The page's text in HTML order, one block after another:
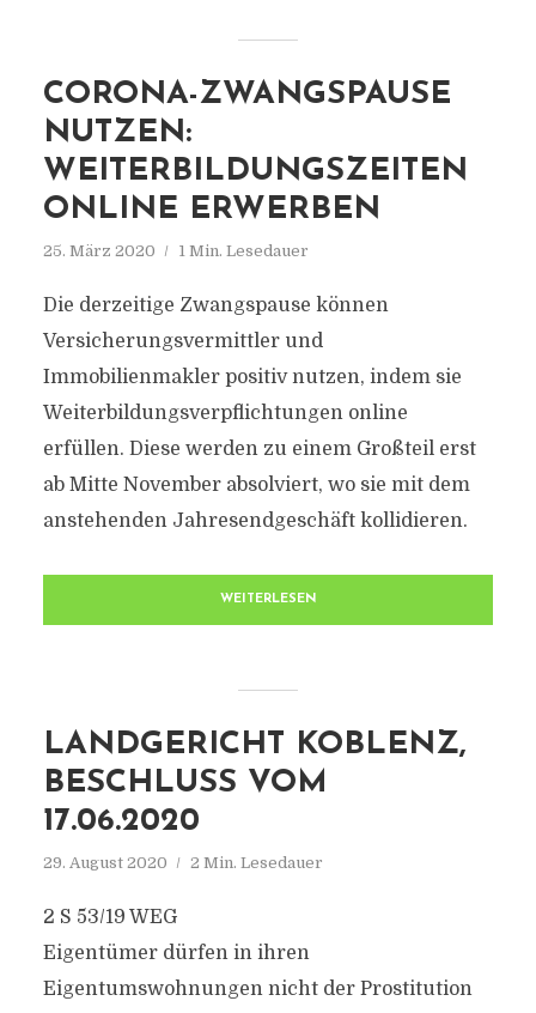
CORONA-ZWANGSPAUSE
NUTZEN:
WEITERBILDUNGSZEITEN
ONLINE ERWERBEN
25. März 2020 1 Min. Lesedauer
Die derzeitige Zwangspause können
Versicherungsvermittler und
Immobilienmakler positiv nutzen, indem sie
Weiterbildungsverpflichtungen online
erfüllen. Diese werden zu einem Großteil erst
ab Mitte November absolviert, wo sie mit dem
anstehenden Jahresendgeschäft kollidieren.
WEITERLESEN
LANDGERICHT KOBLENZ,
BESCHLUSS VOM
17.06.2020
29. August 2020 2 Min. Lesedauer
2 S 53/19 WEG
Eigentümer dürfen in ihren
Eigentumswohnungen nicht der Prostitution